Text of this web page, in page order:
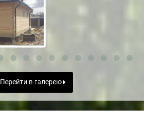
Перейти в галерею